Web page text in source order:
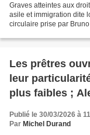
Graves atteintes aux
asile et immigration dite
circulaire prise par
Les prêtres
leur
plus faibles ;
Publié le 30/03/2026 à
Par Michel Durand